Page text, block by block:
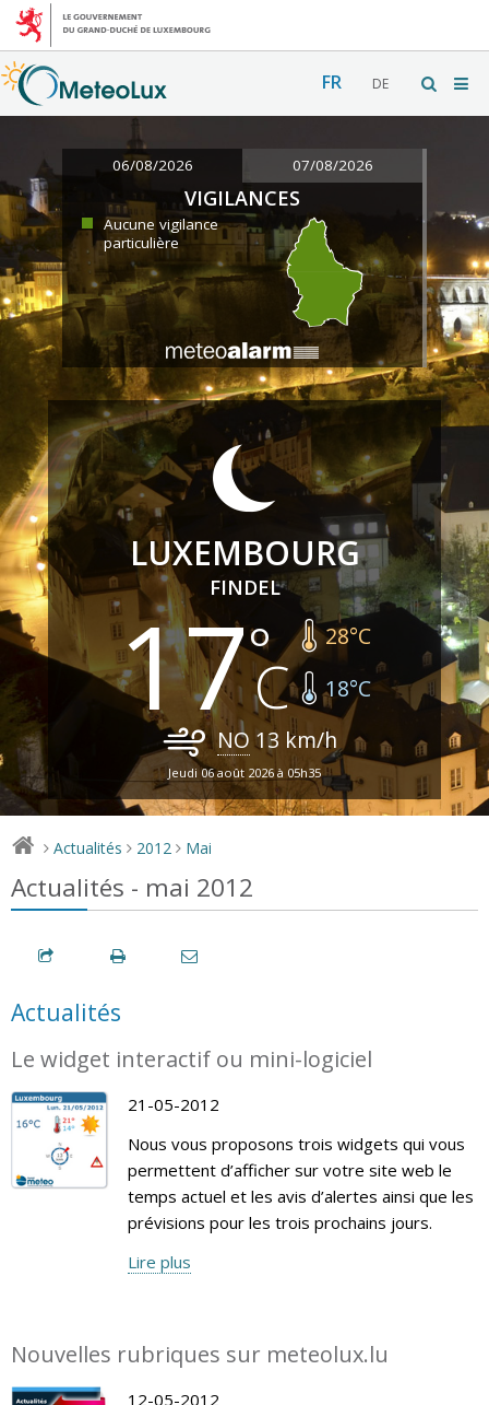
FR DE
06/08/2026 07/08/2026
VIGILANCES
Aucune vigilance
particulière
LUXEMBOURG
FINDEL
17 28°C
18°C
NO 13 km/h
Jeudi 06 août 2026 à 05h35
> Actualités > 2012 > Mai
Actualités - mai 2012
Actualités
Le widget interactif ou mini-logiciel
21-05-2012
Nous vous proposons trois widgets qui vous
permettent d’afficher sur votre site web le
temps actuel et les avis d’alertes ainsi que les
prévisions pour les trois prochains jours.
Lire plus
Nouvelles rubriques sur meteolux.lu
12-05-2012